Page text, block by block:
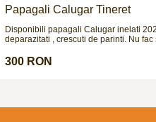
Papagali Calugar Tineret
Disponibili papagali Calugar inelati
deparazitati , crescuti de parinti. Nu fac
300 RON